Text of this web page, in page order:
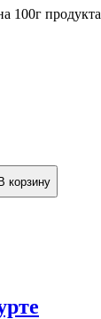
100г продукта
корзину